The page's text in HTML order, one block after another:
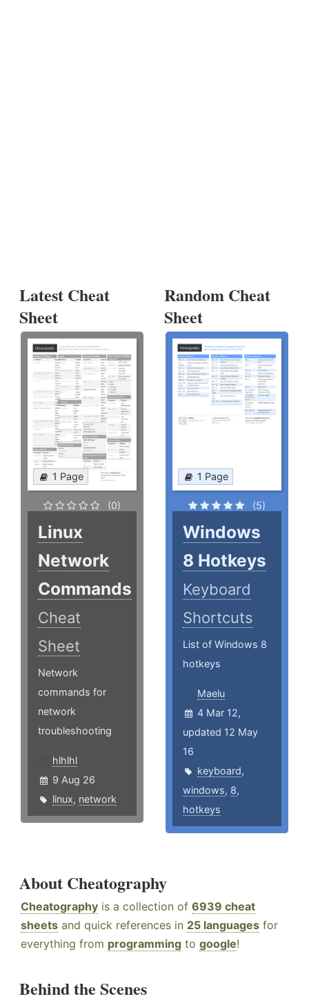
Latest Cheat
Sheet
1 Page
(0)
Linux
Network
Commands
Cheat
Sheet
Network
commands for
network
troubleshooting
hlhlhl
9 Aug 26
linux, network
Random Cheat
Sheet
1 Page
(5)
Windows
8 Hotkeys
Keyboard
Shortcuts
List of Windows 8
hotkeys
Maelu
4 Mar 12,
updated 12 May
16
keyboard,
windows, 8,
hotkeys
About Cheatography
Cheatography is a collection of 6939 cheat
sheets and quick references in 25 languages for
everything from programming to google!
Behind the Scenes